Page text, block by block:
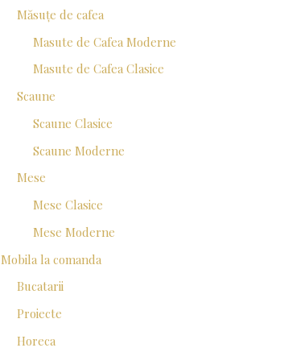
Măsuțe de cafea
Masute de Cafea Moderne
Masute de Cafea Clasice
Scaune
Scaune Clasice
Scaune Moderne
Mese
Mese Clasice
Mese Moderne
Mobila la comanda
Bucatarii
Proiecte
Horeca